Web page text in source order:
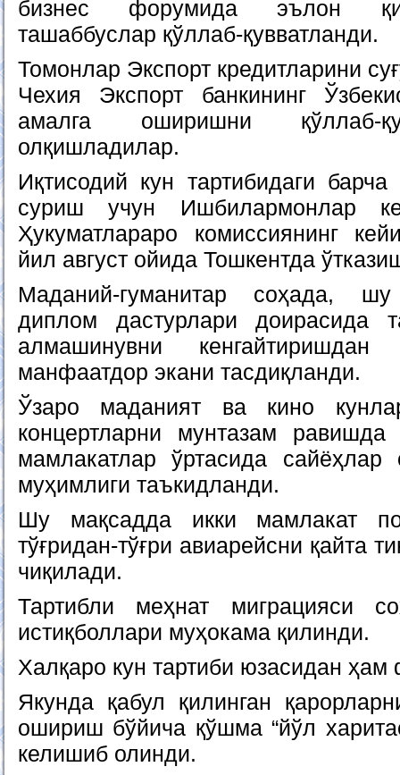
бизнес форумида эълон
ташаббуслар қўллаб-қувватланди.
Томонлар Экспорт кредитларини
Чехия Экспорт банкининг
амалга оширишни қўллаб-
олқишладилар.
Иқтисодий кун тартибидаги
суриш учун Ишбилармонлар
Ҳукуматлараро комиссиянинг
йил август ойида Тошкентда
Маданий-гуманитар соҳада,
диплом дастурлари доирасида
алмашинувни
манфаатдор экани тасдиқланди.
Ўзаро маданият ва кино
концертларни мунтазам равишда
мамлакатлар ўртасида сайёҳлар
муҳимлиги таъкидланди.
Шу мақсадда икки мамлакат
тўғридан-тўғри авиарейсни қайта
чиқилади.
Тартибли меҳнат миграцияси
истиқболлари муҳокама қилинди.
Халқаро кун тартиби юзасидан
Якунда қабул қилинган
ошириш бўйича қўшма “йўл
келишиб олинди.